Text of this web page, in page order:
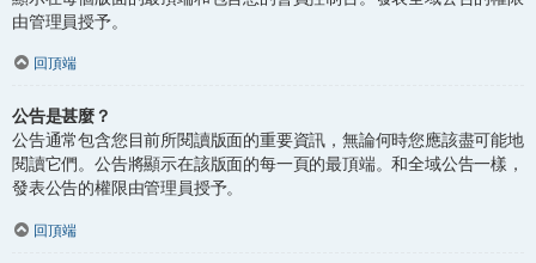
由管理員授予。
回頂端
公告是甚麼？
公告通常包含您目前所閱讀版面的重要資訊，無論何時您應該盡可能地
閱讀它們。公告將顯示在該版面的每一頁的最頂端。和全域公告一樣，
發表公告的權限由管理員授予。
回頂端